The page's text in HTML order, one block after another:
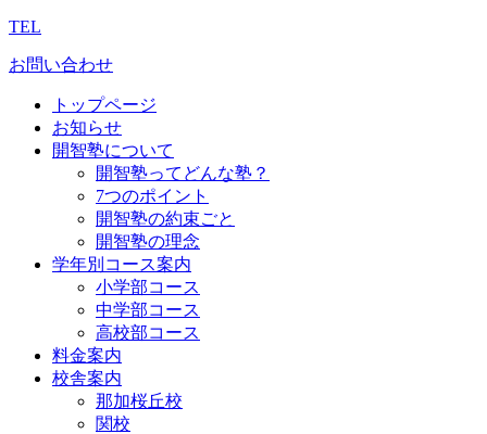
TEL
お問い合わせ
トップページ
お知らせ
開智塾について
開智塾ってどんな塾？
7つのポイント
開智塾の約束ごと
開智塾の理念
学年別コース案内
小学部コース
中学部コース
高校部コース
料金案内
校舎案内
那加桜丘校
関校